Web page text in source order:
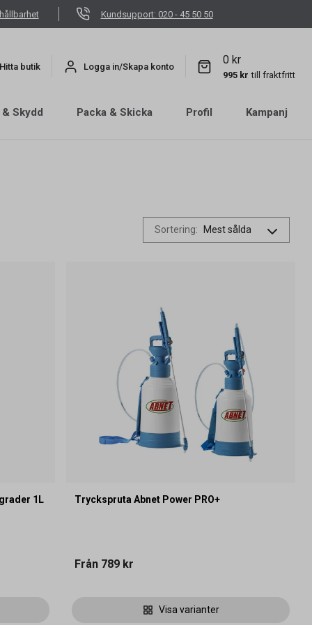
Kundsupport: 020 - 45 50 50
Hitta butik Logga in/Skapa konto
0 kr
995 kr till fraktfritt
Skydd Packa & Skicka Profil Kampanj
Sortering:
1L Tryckspruta Abnet Power PRO+
Från 789 kr
Visa varianter